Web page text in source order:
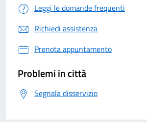
Leggi le domande frequenti
Richiedi assistenza
Prenota appuntamento
Problemi in città
Segnala disservizio